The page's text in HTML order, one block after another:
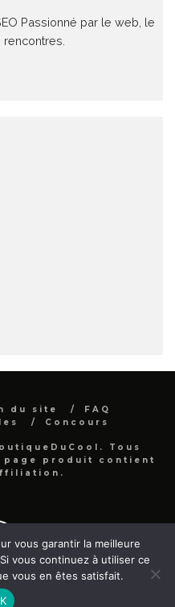
Passionné par le web, le
du site
FAQ
Concours
Tous
page produit contient
vous garantir la meilleure
vous continuez à utiliser ce
vous en êtes satisfait.